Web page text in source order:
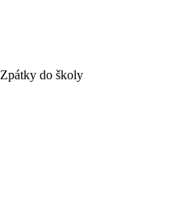
Zpátky do školy